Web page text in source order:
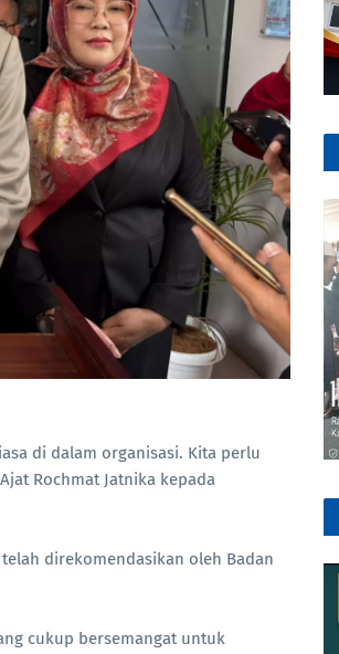
di dalam organisasi. Kita perlu
Rochmat Jatnika kepada
direkomendasikan oleh Badan
cukup bersemangat untuk